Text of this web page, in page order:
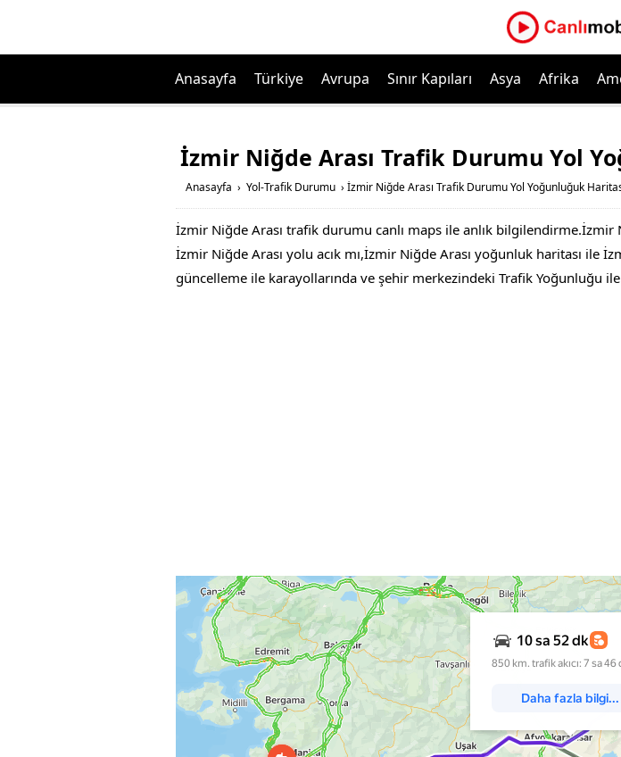
Anasayfa Türkiye Avrupa Sınır Kapıları Asya Afrika
İzmir Niğde Arası Trafik Durumu Yol
Anasayfa › Yol-Trafik Durumu › İzmir Niğde Arası Trafik Durumu Yol Yoğunluğuk
İzmir Niğde Arası trafik durumu canlı maps ile anlık bilgilendirme.İzmir
İzmir Niğde Arası yolu acık mı,İzmir Niğde Arası yoğunluk haritası ile
güncelleme ile karayollarında ve şehir merkezindeki Trafik Yoğunluğu